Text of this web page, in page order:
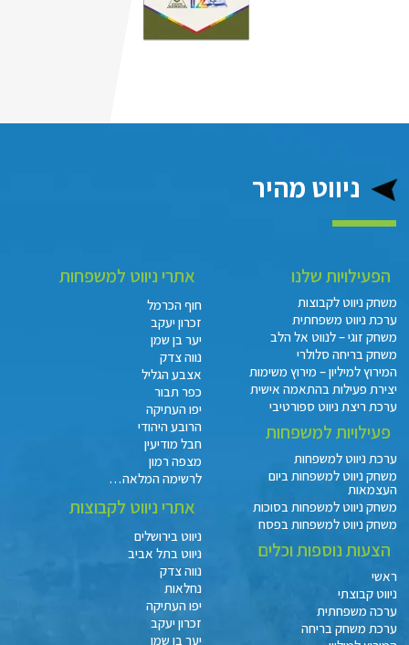
ניווט מהיר
הפעילויות שלנו
משחק ניווט לקבוצות
ערכת ניווט משפחתית
משחק זוגי – לנווט אל הלב
משחק בריחה סלולרי
המירוץ למיליון – מירוץ משימות
יצירת פעילות בהתאמה אישית
ערכת ריצת ניווט ספורטיבי
פעילויות למשפחות
ערכת ניווט למשפחות
משחק ניווט למשפחות ביום
העצמאות
משחק ניווט למשפחות בסוכות
משחק ניווט למשפחות בפסח
הצעות נוספות וכלים
ראשי
ניווט קבוצתי
ערכה משפחתית
ערכת משחק בריחה
אתרי ניווט למשפחות
חוף הכרמל
זכרון יעקב
יער בן שמן
נווה צדק
אצבע הגליל
כפר תבור
יפו העתיקה
הרובע היהודי
חבל מודיעין
מצפה רמון
לרשימה המלאה…
אתרי ניווט לקבוצות
ניווט בירושלים
ניווט בתל אביב
נווה צדק
נחלאות
יפו העתיקה
זכרון יעקב
יער בן שמן